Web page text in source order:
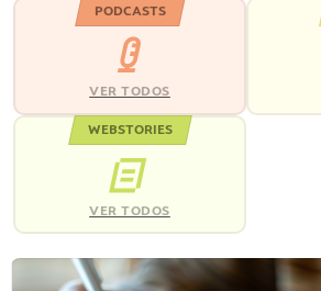
PODCASTS
VER TODOS
WEBSTORIES
VER TODOS